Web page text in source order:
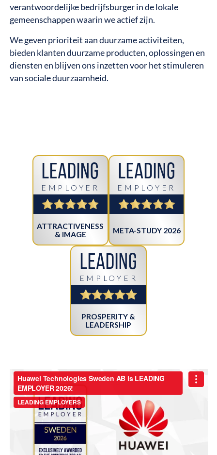
verantwoordelijke bedrijfsburger in de lokale
gemeenschappen waarin we actief zijn.
We geven prioriteit aan duurzame activiteiten,
bieden klanten duurzame producten, oplossingen en
diensten en blijven ons inzetten voor het stimuleren
van sociale duurzaamheid.
Leading
EMPLOYER
ATTRACTIVENESS
& IMAGE
Leading
EMPLOYER
META-STUDY 2026
Leading
EMPLOYER
PROSPERITY &
LEADERSHIP